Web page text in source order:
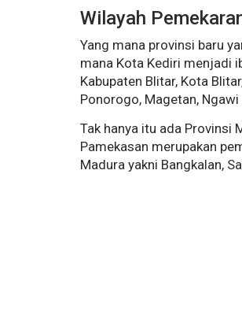
Wilayah
Yang mana provinsi baru
mana Kota Kediri menjadi
Kabupaten Blitar, Kota
Ponorogo, Magetan, Ngawi
Tak hanya itu ada Provinsi
Pamekasan merupakan
Madura yakni Bangkalan,